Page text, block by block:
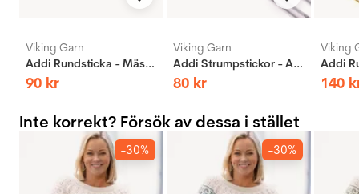
Viking Garn
Addi Rundsticka - Mässing
90 kr
Viking Garn
Addi Strumpstickor - Aluminium
80 kr
Viking
140
Inte korrekt? Försök av dessa i stället
-30% -30%